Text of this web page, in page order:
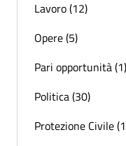
Lavoro (12)
Opere (5)
Pari opportunità (1)
Politica (30)
Protezione Civile